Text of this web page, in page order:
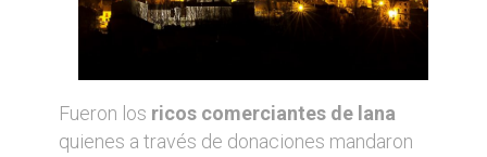
Fueron los ricos comerciantes de lana
quienes a través de donaciones mandaron